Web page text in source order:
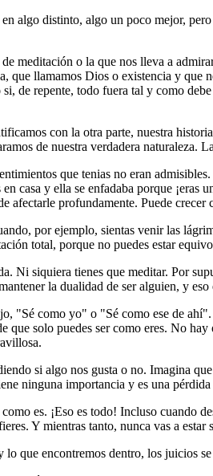
algo distinto, algo un poco mejor,
meditación o la que nos lleva a
que llamamos Dios o existencia y
de repente, todo fuera tal y como
con la otra parte, nuestra
de nuestra verdadera naturaleza.
que tenias no eran
casa y ella se enfadaba porque
afectarle profundamente. Puede
por ejemplo, sientas venir las
total, porque no puedes estar
Ni siquiera tienes que meditar. Por
la dualidad de ser alguien, y
"Sé como yo" o "Sé como ese de
que solo puedes ser como eres. No
si algo nos gusta o no. Imagina
ninguna importancia y es una
es. ¡Eso es todo! Incluso cuando
Y mientras tanto, nunca vas a estar
lo que encontremos dentro, los juicios